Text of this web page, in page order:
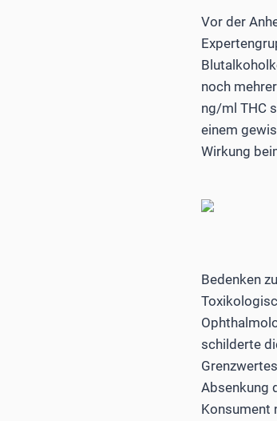
Vor der
noch
ng/ml THC
einem
Wirkung
Bedenken
schilderte
Absenkung
Konsument